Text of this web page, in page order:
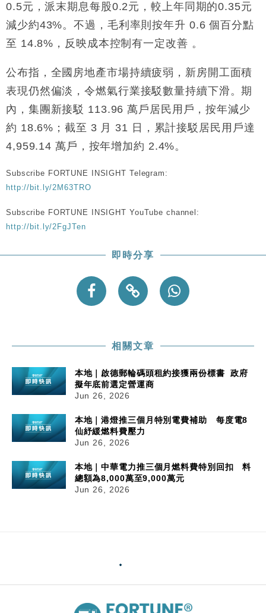
市場落地
14:50
地產｜大酒店中期轉賺2300萬元 斥21億翻新香港及
東京半島
12:30
財經｜香港7月PMI回落至51 企業擴張放慢兼縮減人
手
11:40
財經｜黑石傳再籌逾360億美元 支援Anthropic租用
Google晶片
10:57
財經｜美商務部擬擴大金屬關稅範圍 14類產品或加徵
18:15
本地｜新世界K11 9月升級會員制度 增鉑金卡級別鎖
定高消費客群
最強
0.5元，派末期息每股0.2元，較上年同期的0.35元
減少約43%。不過，毛利率則按年升 0.6 個百分點
至 14.8%，反映成本控制有一定改善 。
公布指，全國房地產市場持續疲弱，新房開工面積
表現仍然偏淡，令燃氣行業接駁數量持續下滑。期
內，集團新接駁 113.96 萬戶居民用戶，按年減少
約 18.6%；截至 3 月 31 日，累計接駁居民用戶達
4,959.14 萬戶，按年增加約 2.4%。
Subscribe FORTUNE INSIGHT Telegram:
http://bit.ly/2M63TRO
Subscribe FORTUNE INSIGHT YouTube channel:
http://bit.ly/2FgJTen
即時分享
相關文章
本地｜啟德郵輪碼頭租約接獲兩份標書 政府
擬年底前選定營運商
Jun 26, 2026
本地｜港燈推三個月特別電費補助 每度電8
仙紓緩燃料費壓力
Jun 26, 2026
本地｜中華電力推三個月燃料費特別回扣 料
總額為8,000萬至9,000萬元
Jun 26, 2026